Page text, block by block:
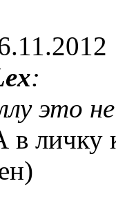
:
это
в личку